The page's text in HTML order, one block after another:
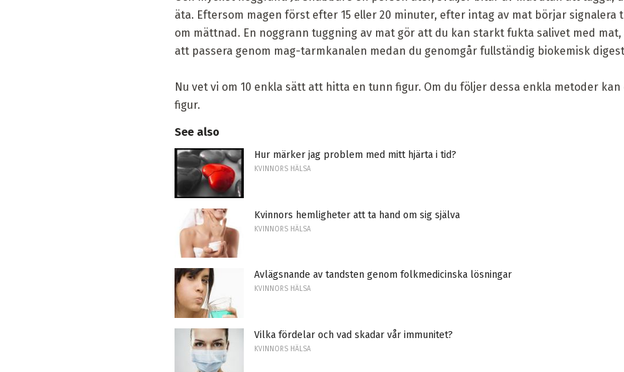
äta. Eftersom magen först efter 15 eller 20 minuter, efter intag av mat börjar signalera
om mättnad. En noggrann tuggning av mat gör att du kan starkt fukta salivet med
att passera genom mag-tarmkanalen medan du genomgår fullständig biokemisk
Nu vet vi om 10 enkla sätt att hitta en tunn figur. Om du följer dessa enkla metoder
figur.
See also
Hur märker jag problem med mitt hjärta i tid?
KVINNORS HÄLSA
Kvinnors hemligheter att ta hand om sig själva
KVINNORS HÄLSA
Avlägsnande av tandsten genom folkmedicinska lösningar
KVINNORS HÄLSA
Vilka fördelar och vad skadar vår immunitet?
KVINNORS HÄLSA